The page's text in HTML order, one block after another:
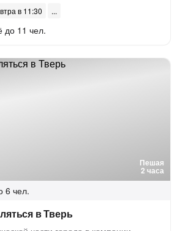
в 11:30
до 11 чел.
Пешая
2 часа
6 чел.
в Тверь